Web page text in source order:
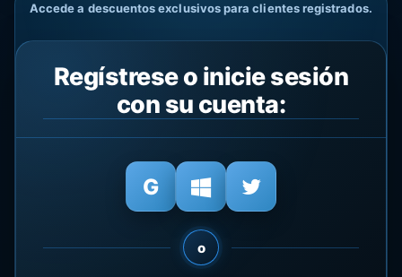
Accede a descuentos exclusivos para clientes registrados.
Regístrese o inicie sesión
con su cuenta:
o